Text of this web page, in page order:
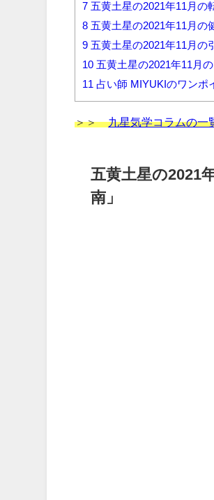
7 五黄土星の2021年11月の
8 五黄土星の2021年11月の
9 五黄土星の2021年11月の
10 五黄土星の2021年11月
11 占い師 MIYUKIのワンポ
＞＞九星気学コラムの一
五黄土星の2021
南」